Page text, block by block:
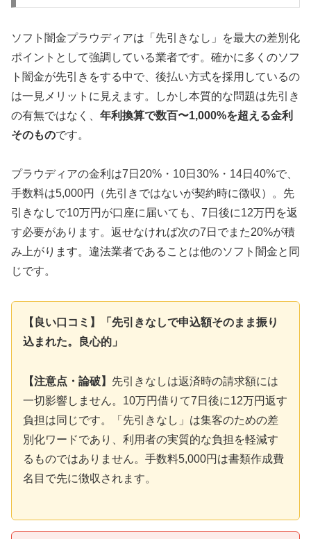
ソフト闇金プラウディアは「先引きなし」を最大の差別化
ポイントとして強調している業者です。確かに多くのソフ
ト闇金が先引きをする中で、後払い方式を採用しているの
は一見メリットに見えます。しかし本質的な問題は先引き
の有無ではなく、 年利換算で数百〜1,000%を超える金利
そのものです。
プラウディアの金利は7日20%・10日30%・14日40%で、
手数料は5,000円（先引きではないが契約時に徴収）。先
引きなしで10万円が口座に届いても、7日後に12万円を返
す必要があります。返せなければ次の7日でまた20%が積
み上がります。違法業者であることは他のソフト闇金と同
じです。
【良い口コミ】「先引きなしで申込額そのまま振り
込まれた。良心的」
【注意点・論破】 先引きなしは返済時の請求額には
一切影響しません。10万円借りて7日後に12万円返す
負担は同じです。「先引きなし」は集客のための差
別化ワードであり、利用者の実質的な負担を軽減す
るものではありません。手数料5,000円は書類作成費
名目で先に徴収されます。